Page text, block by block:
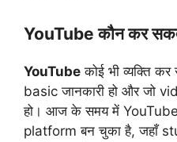
YouTube कौन कर
YouTube कोई भी व्यक्ति
basic जानकारी हो और जो
हो। आज के समय में
platform बन चुका है, जहाँ